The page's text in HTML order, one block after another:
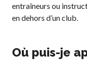
Questions
fréquentes
membres
entraîneurs ou
en dehors d’un club.
Où puis-je